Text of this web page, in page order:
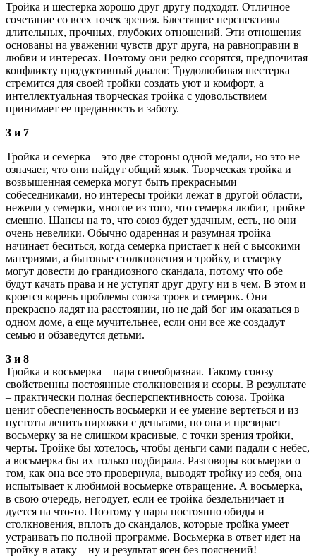
Тройка и шестерка хорошо друг другу подходят. Отличное
сочетание со всех точек зрения. Блестящие перспективы
длительных, прочных, глубоких отношений. Эти отношения
основаны на уважении чувств друг друга, на равноправии в
любви и интересах. Поэтому они редко ссорятся, предпочитая
конфликту продуктивный диалог. Трудолюбивая шестерка
стремится для своей тройки создать уют и комфорт, а
интеллектуальная творческая тройка с удовольствием
принимает ее преданность и заботу.
3 и 7
Тройка и семерка – это две стороны одной медали, но это не
означает, что они найдут общий язык. Творческая тройка и
возвышенная семерка могут быть прекрасными
собеседниками, но интересы тройки лежат в другой области,
нежели у семерки, многое из того, что семерка любит, тройке
смешно. Шансы на то, что союз будет удачным, есть, но они
очень невелики. Обычно одаренная и разумная тройка
начинает беситься, когда семерка пристает к ней с высокими
материями, а бытовые столкновения и тройку, и семерку
могут довести до грандиозного скандала, потому что обе
будут качать права и не уступят друг другу ни в чем. В этом и
кроется корень проблемы союза троек и семерок. Они
прекрасно ладят на расстоянии, но не дай бог им оказаться в
одном доме, а еще мучительнее, если они все же создадут
семью и обзаведутся детьми.
3 и 8
Тройка и восьмерка – пара своеобразная. Такому союзу
свойственны постоянные столкновения и ссоры. В результате
– практически полная бесперспективность союза. Тройка
ценит обеспеченность восьмерки и ее умение вертеться и из
пустоты лепить пирожки с деньгами, но она и презирает
восьмерку за не слишком красивые, с точки зрения тройки,
черты. Тройке бы хотелось, чтобы деньги сами падали с небес,
а восьмерка бы их только подбирала. Разговоры восьмерки о
том, как она все это провернула, выводят тройку из себя, она
испытывает к любимой восьмерке отвращение. А восьмерка,
в свою очередь, негодует, если ее тройка бездельничает и
дуется на что-то. Поэтому у пары постоянно обиды и
столкновения, вплоть до скандалов, которые тройка умеет
устраивать по полной программе. Восьмерка в ответ идет на
тройку в атаку – ну и результат ясен без пояснений!